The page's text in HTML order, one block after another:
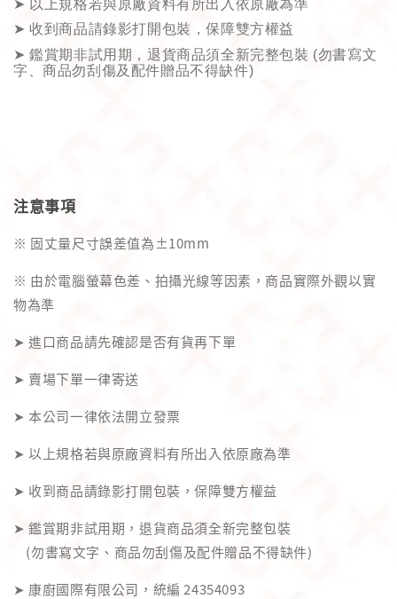
➤ 以上規格若與原廠資料有所出入依原廠為準
➤ 收到商品請錄影打開包裝，保障雙方權益
➤ 鑑賞期非試用期，退貨商品須全新完整包裝 (勿書寫文
字、商品勿刮傷及配件贈品不得缺件)
注意事項
※ 固丈量尺寸誤差值為±10mm
※ 由於電腦螢幕色差、拍攝光線等因素，商品實際外觀以實
物為準
➤ 進口商品請先確認是否有貨再下單
➤ 賣場下單一律寄送
➤ 本公司一律依法開立發票
➤ 以上規格若與原廠資料有所出入依原廠為準
➤ 收到商品請錄影打開包裝，保障雙方權益
➤ 鑑賞期非試用期，退貨商品須全新完整包裝
(勿書寫文字、商品勿刮傷及配件贈品不得缺件)
➤ 康廚國際有限公司，統編 24354093